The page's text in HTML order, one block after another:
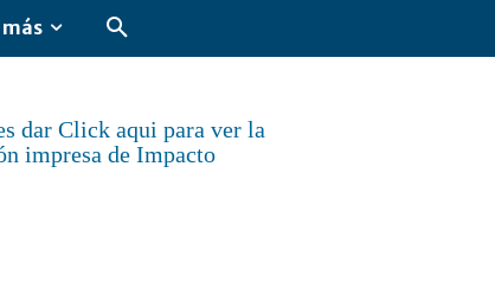
más
dar Click aqui para ver la
impresa de Impacto